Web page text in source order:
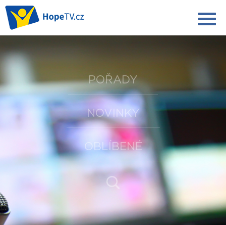
POŘADY
NOVINKY
OBLÍBENÉ